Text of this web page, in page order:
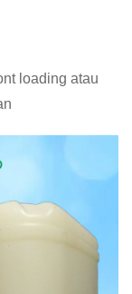
loading atau